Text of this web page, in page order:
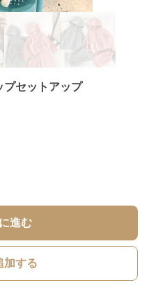
プセットアップ
進む
加する